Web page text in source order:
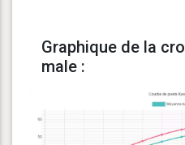
Graphique de la
male :